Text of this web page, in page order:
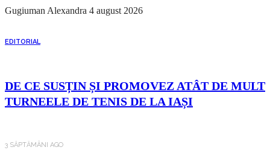
Gugiuman Alexandra 4 august 2026
EDITORIAL
DE CE SUSȚIN ȘI PROMOVEZ ATÂT DE MULT
TURNEELE DE TENIS DE LA IAȘI
3 SĂPTĂMÂNI AGO